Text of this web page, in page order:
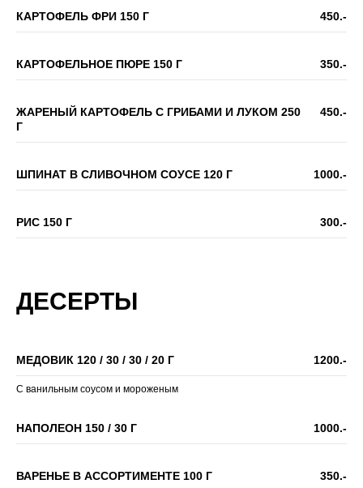
КАРТОФЕЛЬ ФРИ 150 Г 450.-
КАРТОФЕЛЬНОЕ ПЮРЕ 150 Г 350.-
ЖАРЕНЫЙ КАРТОФЕЛЬ С ГРИБАМИ И ЛУКОМ 250
Г
450.-
ШПИНАТ В СЛИВОЧНОМ СОУСЕ 120 Г 1000.-
РИС 150 Г 300.-
ДЕСЕРТЫ
МЕДОВИК 120 / 30 / 30 / 20 Г 1200.-
С ванильным соусом и мороженым
НАПОЛЕОН 150 / 30 Г 1000.-
ВАРЕНЬЕ В АССОРТИМЕНТЕ 100 Г 350.-